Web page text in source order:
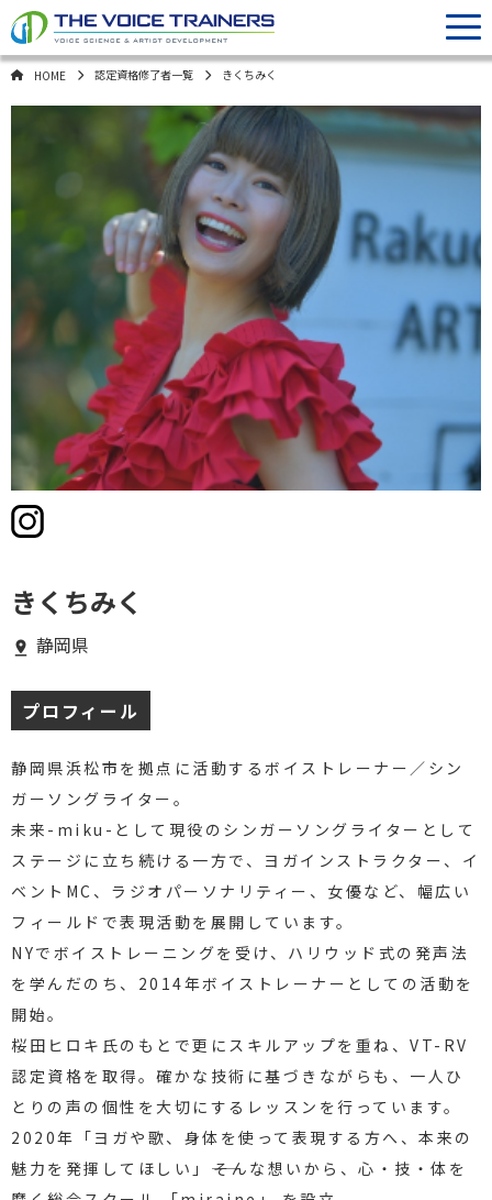
HOME 認定資格修了者一覧 きくちみく
きくちみく
静岡県
プロフィール
静岡県浜松市を拠点に活動するボイストレーナー／シン
ガーソングライター。
未来-miku-として現役のシンガーソングライターとして
ステージに立ち続ける一方で、ヨガインストラクター、イ
ベントMC、ラジオパーソナリティー、女優など、幅広い
フィールドで表現活動を展開しています。
NYでボイストレーニングを受け、ハリウッド式の発声法
を学んだのち、2014年ボイストレーナーとしての活動を
開始。
桜田ヒロキ氏のもとで更にスキルアップを重ね、VT-RV
認定資格を取得。確かな技術に基づきながらも、一人ひ
とりの声の個性を大切にするレッスンを行っています。
2020年「ヨガや歌、身体を使って表現する方へ、本来の
魅力を発揮してほしい」――そんな想いから、心・技・体を